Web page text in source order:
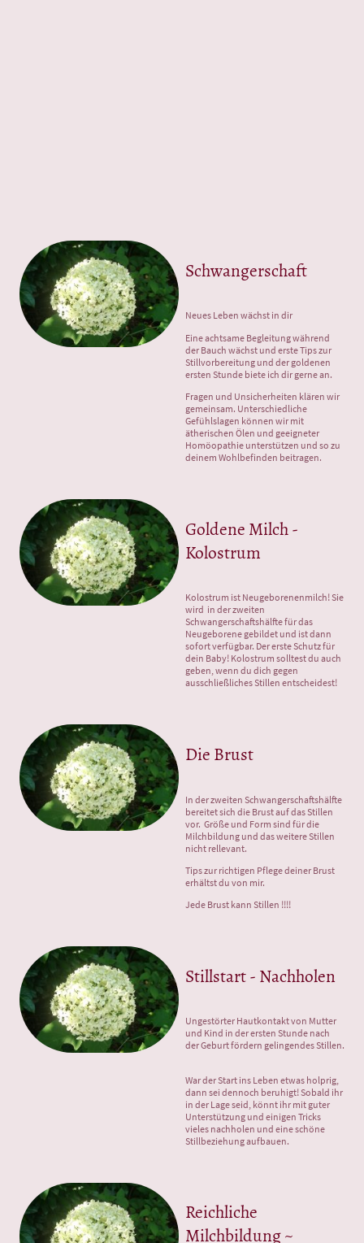
Schwangerschaft
Neues Leben wächst in dir
Eine achtsame Begleitung während
der Bauch wächst und erste Tips zur
Stillvorbereitung und der goldenen
ersten Stunde biete ich dir gerne an.
Fragen und Unsicherheiten klären wir
gemeinsam. Unterschiedliche
Gefühlslagen können wir mit
ätherischen Ölen und geeigneter
Homöopathie unterstützen und so zu
deinem Wohlbefinden beitragen.
Goldene Milch -
Kolostrum
Kolostrum ist Neugeborenenmilch! Sie
wird in der zweiten
Schwangerschaftshälfte für das
Neugeborene gebildet und ist dann
sofort verfügbar. Der erste Schutz für
dein Baby! Kolostrum solltest du auch
geben, wenn du dich gegen
ausschließliches Stillen entscheidest!
Die Brust
In der zweiten Schwangerschaftshälfte
bereitet sich die Brust auf das Stillen
vor. Größe und Form sind für die
Milchbildung und das weitere Stillen
nicht rellevant.
Tips zur richtigen Pflege deiner Brust
erhältst du von mir.
Jede Brust kann Stillen !!!!
Stillstart - Nachholen
Ungestörter Hautkontakt von Mutter
und Kind in der ersten Stunde nach
der Geburt fördern gelingendes Stillen.
War der Start ins Leben etwas holprig,
dann sei dennoch beruhigt! Sobald ihr
in der Lage seid, könnt ihr mit guter
Unterstützung und einigen Tricks
vieles nachholen und eine schöne
Stillbeziehung aufbauen.
Reichliche
Milchbildung ~